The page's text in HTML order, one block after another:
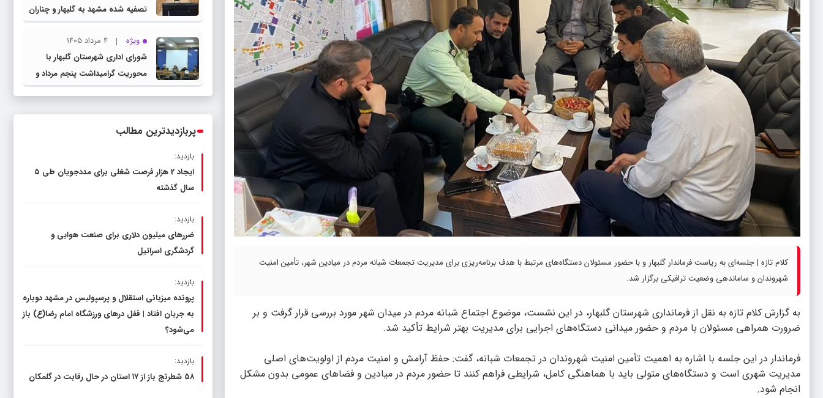
کلام تازه | جلسه‌ای به ریاست فرماندار گلبهار و با حضور مسئولان دستگاه‌های مرتبط با هدف برنامه‌ریزی برای مدیریت تجمعات شبانه مردم در میادین شهر، تأمین امنیت
شهروندان و ساماندهی وضعیت ترافیکی برگزار شد.
به گزارش کلام تازه به نقل از فرمانداری شهرستان گلبهار، در این نشست، موضوع اجتماع شبانه مردم در میدان‌ شهر مورد بررسی قرار گرفت و بر
ضرورت همراهی مسئولان با مردم و حضور میدانی دستگاه‌های اجرایی برای مدیریت بهتر شرایط تأکید شد.
فرماندار در این جلسه با اشاره به اهمیت تأمین امنیت شهروندان در تجمعات شبانه، گفت: حفظ آرامش و امنیت مردم از اولویت‌های اصلی
مدیریت شهری است و دستگاه‌های متولی باید با هماهنگی کامل، شرایطی فراهم کنند تا حضور مردم در میادین و فضاهای عمومی بدون مشکل
انجام شود.
تصفیه شده مشهد به گلبهار و چناران
برای مصارف صنعتی و کشاورزی |
لزوم تسریع در اجرای پروژه‌های قطار
و آزادراه مشهد- گلبهار- چناران
ویژه
4 مرداد 1405
شورای اداری شهرستان گلبهار با
محوریت گرامیداشت پنجم مرداد و
تجلیل از خادمان عرصه نماز برگزار شد
پربازدیدترین مطالب
بازدید:
ایجاد 2 هزار فرصت شغلی برای مددجویان طی ۵
سال گذشته
بازدید:
ضررهای میلیون دلاری برای صنعت هوایی و
گردشگری اسرائیل
بازدید:
پرونده میزبانی استقلال و پرسپولیس در مشهد دوباره
به جریان افتاد | قفل در‌های ورزشگاه امام رضا(ع) باز
می‌شود؟
بازدید:
۵۸ شطرنج‌ باز از ۱۷ استان در حال رقابت در گلمکان